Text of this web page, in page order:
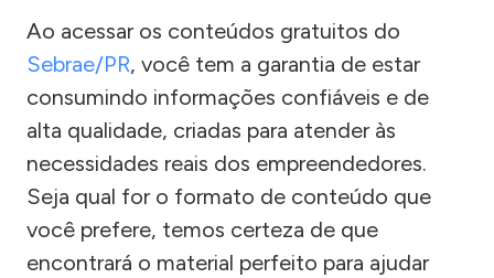
Ao acessar os conteúdos gratuitos do
Sebrae/PR, você tem a garantia de estar
consumindo informações confiáveis e de
alta qualidade, criadas para atender às
necessidades reais dos empreendedores.
Seja qual for o formato de conteúdo que
você prefere, temos certeza de que
encontrará o material perfeito para ajudar